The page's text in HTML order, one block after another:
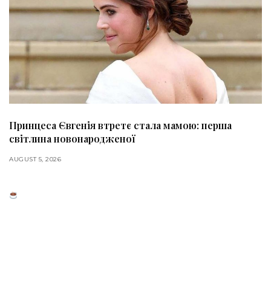
Принцеса Євгенія втретє стала мамою: перша
світлина новонародженої
AUGUST 5, 2026